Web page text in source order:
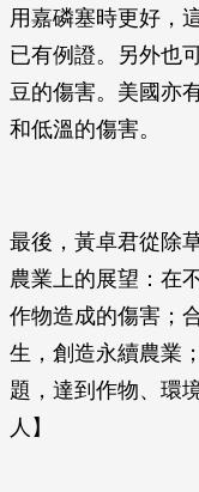
用嘉磷塞時更好，
已有例證。另外也
豆的傷害。美國亦
和低溫的傷害。
最後，黃卓君從除
農業上的展望：在
作物造成的傷害；
生，創造永續農業
題，達到作物、環
人】